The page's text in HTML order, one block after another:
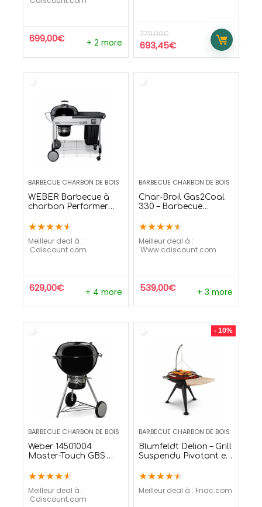
699,00€ + 2 more
779,00€
693,45€
BARBECUE CHARBON DE BOIS
WEBER Barbecue à
charbon Performer
– Noir
★★★★★
Meilleur deal à :
cdiscount.com
629,00€ + 4 more
BARBECUE CHARBON DE BOIS
Char-Broil Gas2Coal
330 – Barbecue
Charbon de bois
★★★★★
Meilleur deal à :
www.cdiscount.com
539,00€ + 3 more
BARBECUE CHARBON DE BOIS
Weber 14501004
Master-Touch GBS
Noir Diamètre 57 cm
★★★★★
Meilleur deal à :
cdiscount.com
- 10%
BARBECUE CHARBON DE BOIS
Blumfeldt Delion – Grill
Suspendu Pivotant en
de diamètre
★★★★★
Meilleur deal à : fnac.com